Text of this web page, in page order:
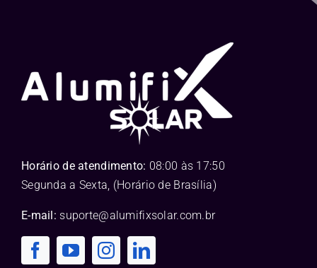
Horário de atendimento: 08:00 às 17:50
Segunda a Sexta, (Horário de Brasília)
E-mail: suporte@alumifixsolar.com.br